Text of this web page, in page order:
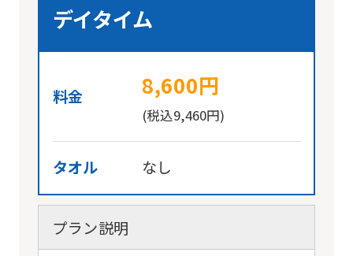
デイタイム
料金 8,600円
(税込9,460円)
タオル なし
プラン説明